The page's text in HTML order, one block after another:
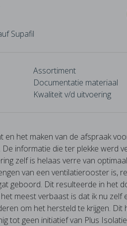
Supafil
Assortiment
Documentatie materiaal
Kwaliteit v/d uitvoering
en het maken van de afspraak
informatie die ter plekke werd
zelf is helaas verre van optimaal
van een ventilatierooster is,
geboord. Dit resulteerde in het
meest verbaast is dat ik nu zelf
om het hersteld te krijgen. Dit
tot geen initiatief van Plus